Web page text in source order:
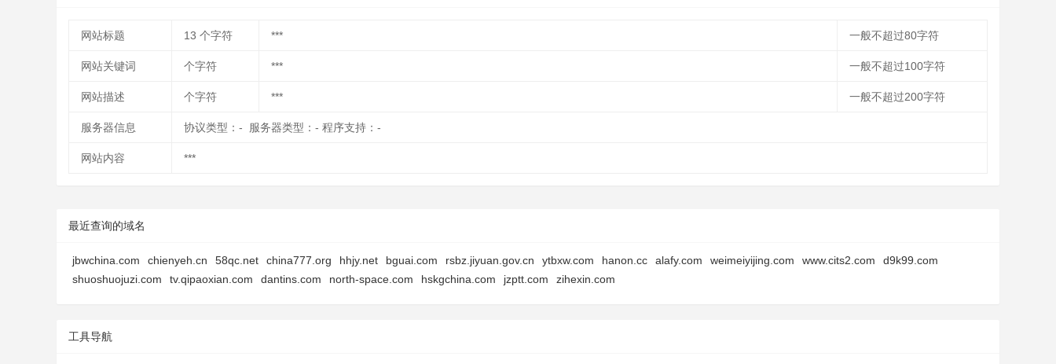
网站标题 13 个字符 *** 一般不超过80字符
网站关键词 个字符 *** 一般不超过100字符
网站描述 个字符 *** 一般不超过200字符
服务器信息 协议类型：- 服务器类型：- 程序支持：-
网站内容 ***
最近查询的域名
jbwchina.com chienyeh.cn 58qc.net china777.org hhjy.net bguai.com rsbz.jiyuan.gov.cn ytbxw.com hanon.cc alafy.com weimeiyijing.com www.cits2.com
d9k99.com
shuoshuojuzi.com
tv.qipaoxian.com dantins.com north-space.com hskgchina.com jzptt.com zihexin.com
工具导航